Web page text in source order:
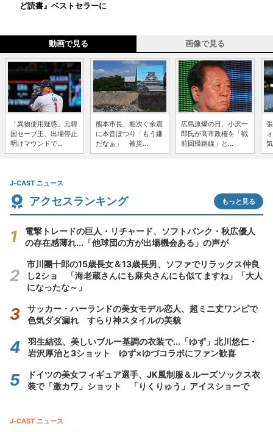
ど読書』ベストセラーに
動画で見る 画像で見る
「異物使用疑惑」元韓
国セーブ王、出場停止
明けマウンドで...
熊本市長、相次ぐ余震
に本音ぽつり「もう嫌
だなぁ」 被災...
広島原爆の日、小沢一
郎氏が高市政権を「戦
前回帰路線」と...
J-CAST ニュース
アクセスランキング もっと見る
電撃トレードの巨人・リチャード、ソフトバンク・秋広優人
の存在感薄れ...「他球団の方が出場機会ある」の声が
市川團十郎の15歳長女＆13歳長男、ソファでリラックス仲良
し2ショ 「海老蔵さんにも麻央さんにも似てますね」「大人
になったな～」
サッカー・ハーランドの美女モデル恋人、超ミニ丈ワンピで
色気ダダ漏れ すらり神スタイルの美貌
羽生結弦、美しいブルー基調の衣装で...「ゆず」北川悠仁・
岩沢厚治と3ショット ゆず×ゆづコラボにファン歓喜
ドイツの美女フィギュア選手、JK風制服＆ルーズソックス衣
装で「激カワ」ショット 「りくりゅう」アイスショーで
J-CAST ニュース